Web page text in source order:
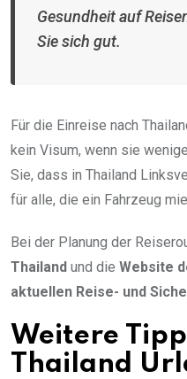
Gesundheit auf
Sie sich gut.
Für die Einreise nach
kein Visum, wenn sie
Sie, dass in Thailand
für alle, die ein Fahrzeug
Bei der Planung der
Thailand und die Website
aktuellen Reise- und
Weitere
Thailand